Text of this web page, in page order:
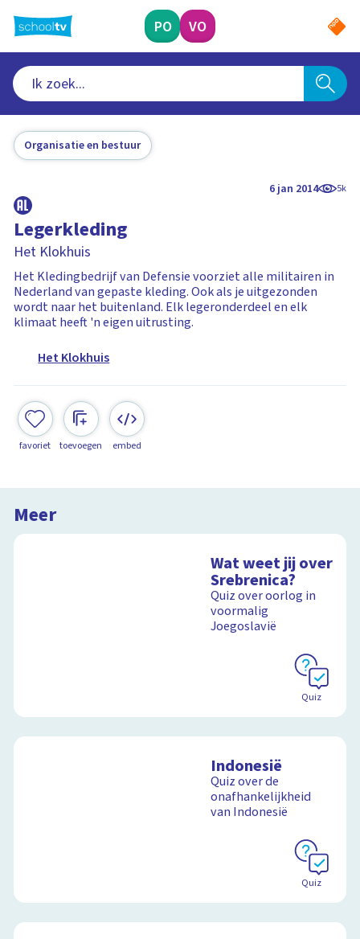
naar
hoofdinhoud
PO VO
Organisatie en bestuur
6 jan 2014 5k
Legerkleding
Het Klokhuis
Het Kledingbedrijf van Defensie voorziet alle militairen in
Nederland van gepaste kleding. Ook als je uitgezonden
wordt naar het buitenland. Elk legeronderdeel en elk
klimaat heeft 'n eigen uitrusting.
Het Klokhuis
favoriet toevoegen embed
Meer
Wat weet jij over
Srebrenica?
Quiz over oorlog in
voormalig
Joegoslavië
Quiz
Indonesië
Quiz over de
onafhankelijkheid
van Indonesië
Quiz